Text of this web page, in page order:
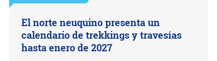
El norte neuquino presenta un
calendario de trekkings y travesías
hasta enero de 2027